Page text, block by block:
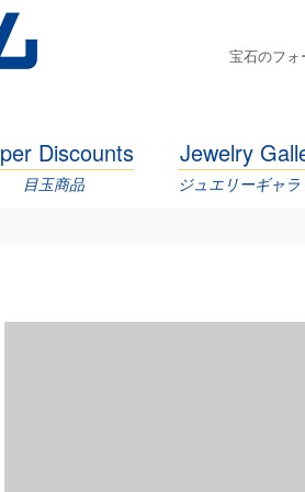
宝石のフ
Discounts
目玉商品
Jewelry
ジュエリーギャ